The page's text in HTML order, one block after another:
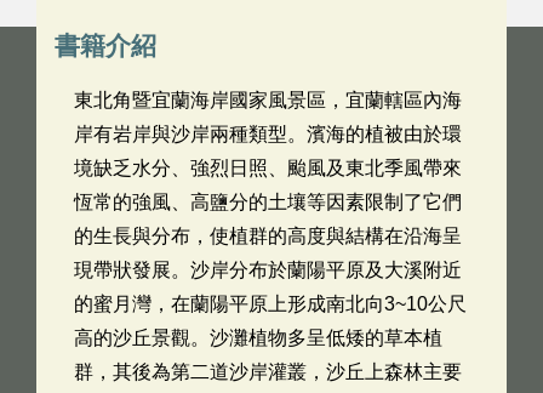
書籍介紹
東北角暨宜蘭海岸國家風景區，宜蘭轄區內海
岸有岩岸與沙岸兩種類型。濱海的植被由於環
境缺乏水分、強烈日照、颱風及東北季風帶來
恆常的強風、高鹽分的土壤等因素限制了它們
的生長與分布，使植群的高度與結構在沿海呈
現帶狀發展。沙岸分布於蘭陽平原及大溪附近
的蜜月灣，在蘭陽平原上形成南北向3~10公尺
高的沙丘景觀。沙灘植物多呈低矮的草本植
群，其後為第二道沙岸灌叢，沙丘上森林主要